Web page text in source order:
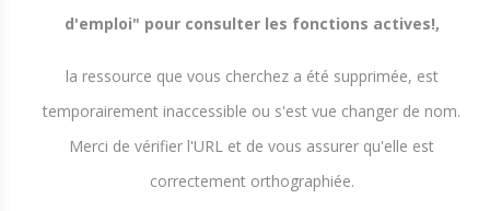
d'emploi" pour consulter les fonctions actives!,
la ressource que vous cherchez a été supprimée, est
temporairement inaccessible ou s'est vue changer de nom.
Merci de vérifier l'URL et de vous assurer qu'elle est
correctement orthographiée.